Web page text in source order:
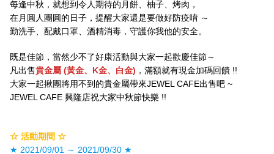
每逢中秋，就想到令人期待的月餅、柚子、烤肉，
在月圓人團圓的日子，提醒大家還是要做好防疫唷 ～
勤洗手、配戴口罩、酒精消毒，守護你我他的安全。
既是佳節，當然少不了好康活動與大家一起歡慶佳節～
凡出售貴金屬 (黃金、K金、白金) ，滿額就有現金加碼回饋 !!
大家一起揪團將用不到的貴金屬帶來JEWEL CAFE出售吧 ~
JEWEL CAFE 興隆店祝大家中秋節快樂 !!
☆ 活動期間 ☆
★ 2021/09/01 ～ 2021/09/30 ★